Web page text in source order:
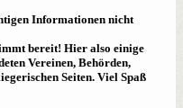
Informationen nicht
bereit! Hier also einige
Vereinen, Behörden,
Seiten. Viel Spaß